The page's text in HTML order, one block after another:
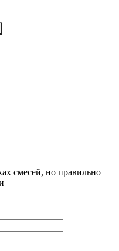
смесей, но правильно